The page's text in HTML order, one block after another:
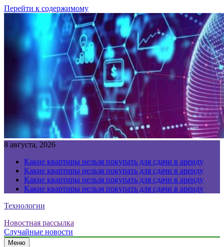
Перейти к содержимому
8 августа, 2026
Какие квартиры нельзя покупать для сдачи в аренду
Какие квартиры нельзя покупать для сдачи в аренду
Какие квартиры нельзя покупать для сдачи в аренду
Какие квартиры нельзя покупать для сдачи в аренду
Технологии
Новостная рассылка
Случайные новости
Меню